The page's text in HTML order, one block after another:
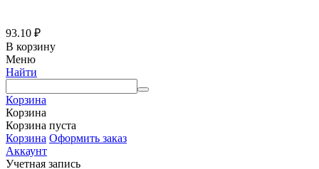
93.10 ₽
В корзину
Меню
Найти
Корзина
Корзина
Корзина пуста
Корзина Оформить заказ
Аккаунт
Учетная запись